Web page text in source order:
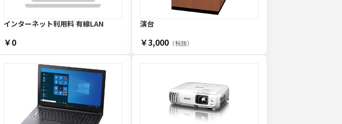
インターネット利用料 有線LAN
￥0
演台
￥3,000（税抜）